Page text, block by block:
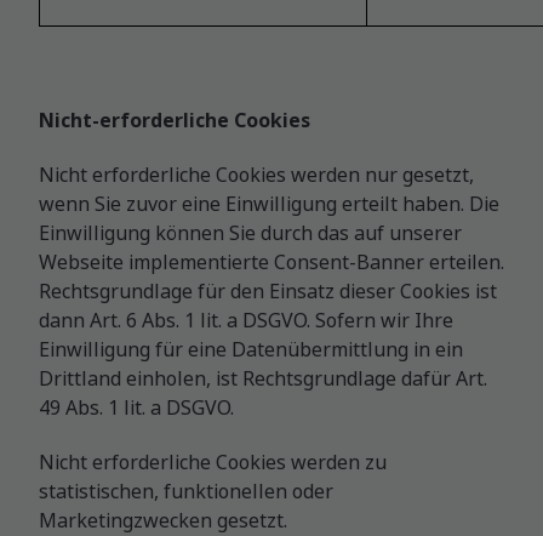
Nicht-erforderliche Cookies
Nicht erforderliche Cookies werden nur gesetzt,
wenn Sie zuvor eine Einwilligung erteilt haben. Die
Einwilligung können Sie durch das auf unserer
Webseite implementierte Consent-Banner erteilen.
Rechtsgrundlage für den Einsatz dieser Cookies ist
dann Art. 6 Abs. 1 lit. a DSGVO. Sofern wir Ihre
Einwilligung für eine Datenübermittlung in ein
Drittland einholen, ist Rechtsgrundlage dafür Art.
49 Abs. 1 lit. a DSGVO.
Nicht erforderliche Cookies werden zu
statistischen, funktionellen oder
Marketingzwecken gesetzt.